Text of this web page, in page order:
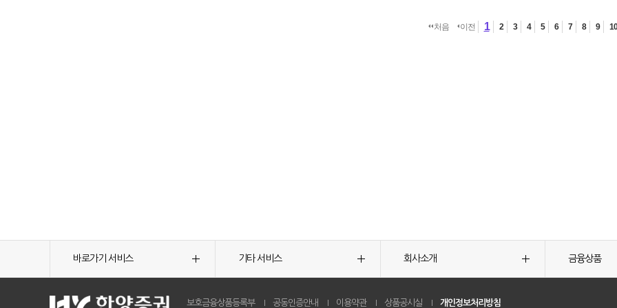
처음 이전 1 2 3 4 5 6 7 8 9 10
바로가기 서비스 기타 서비스 회사소개 금융상품
보호금융상품등록부 공동인증안내 이용약관 상품공시실 개인정보처리방침